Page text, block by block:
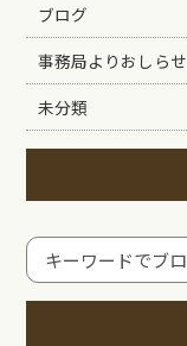
ブログ
事務局よりおしらせ
未分類